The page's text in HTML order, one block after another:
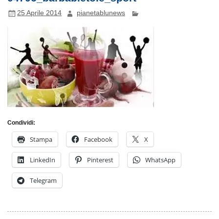
25 Aprile 2014 pianetablunews
Condividi:
Stampa Facebook X
LinkedIn Pinterest WhatsApp
Telegram